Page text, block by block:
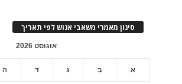
סינון מאמרי משאבי אנוש לפי תאריך
אוגוסט 2026
א ב ג ד ה